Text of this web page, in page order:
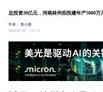
总投资30亿元，河南林州拟投建年产5000万
作者：集小微
2025-12-16
4.3w